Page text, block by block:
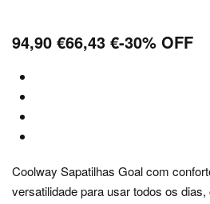
94,90 €66,43 €-30% OFF
Coolway Sapatilhas Goal com
versatilidade para usar todos os